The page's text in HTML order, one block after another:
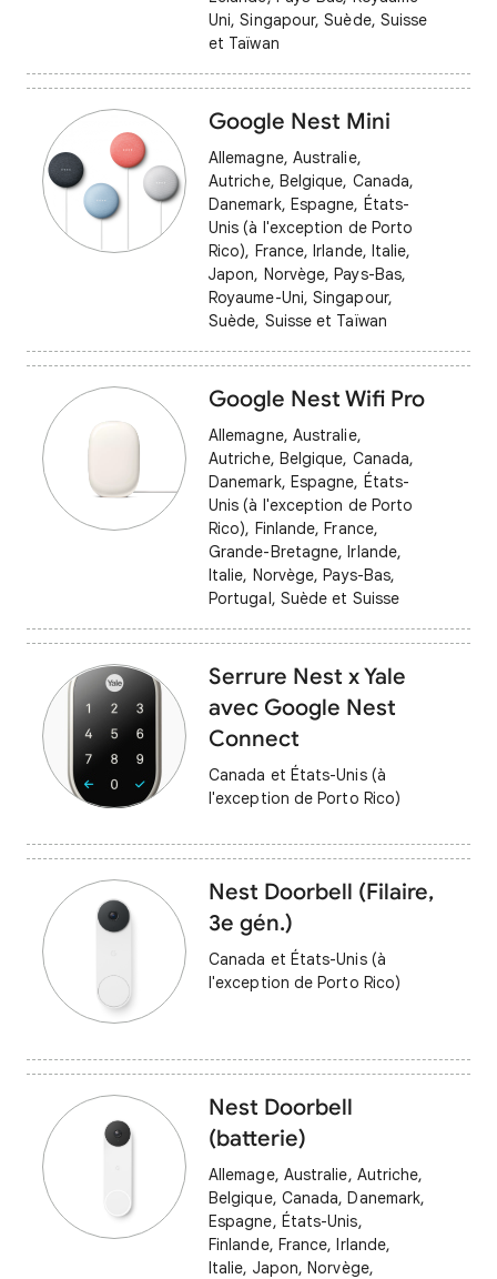
Uni, Singapour, Suède, Suisse
et Taïwan
Google Nest Mini
Allemagne, Australie,
Autriche, Belgique, Canada,
Danemark, Espagne, États-
Unis (à l'exception de Porto
Rico), France, Irlande, Italie,
Japon, Norvège, Pays-Bas,
Royaume-Uni, Singapour,
Suède, Suisse et Taïwan
Google Nest Wifi Pro
Allemagne, Australie,
Autriche, Belgique, Canada,
Danemark, Espagne, États-
Unis (à l'exception de Porto
Rico), Finlande, France,
Grande-Bretagne, Irlande,
Italie, Norvège, Pays-Bas,
Portugal, Suède et Suisse
Serrure Nest x Yale
avec Google Nest
Connect
Canada et États-Unis (à
l'exception de Porto Rico)
Nest Doorbell (Filaire,
3e gén.)
Canada et États-Unis (à
l'exception de Porto Rico)
Nest Doorbell
(batterie)
Allemage, Australie, Autriche,
Belgique, Canada, Danemark,
Espagne, États-Unis,
Finlande, France, Irlande,
Italie, Japon, Norvège,